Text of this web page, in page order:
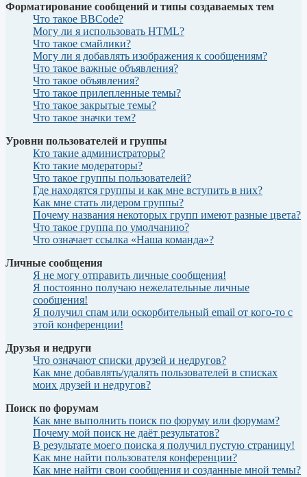
Форматирование сообщений и типы создаваемых тем
Что такое BBCode?
Могу ли я использовать HTML?
Что такое смайлики?
Могу ли я добавлять изображения к сообщениям?
Что такое важные объявления?
Что такое объявления?
Что такое прилепленные темы?
Что такое закрытые темы?
Что такое значки тем?
Уровни пользователей и группы
Кто такие администраторы?
Кто такие модераторы?
Что такое группы пользователей?
Где находятся группы и как мне вступить в них?
Как мне стать лидером группы?
Почему названия некоторых групп имеют разные цвета?
Что такое группа по умолчанию?
Что означает ссылка «Наша команда»?
Личные сообщения
Я не могу отправить личные сообщения!
Я постоянно получаю нежелательные личные
сообщения!
Я получил спам или оскорбительный email от кого-то с
этой конференции!
Друзья и недруги
Что означают списки друзей и недругов?
Как мне добавлять/удалять пользователей в списках
моих друзей и недругов?
Поиск по форумам
Как мне выполнить поиск по форуму или форумам?
Почему мой поиск не даёт результатов?
В результате моего поиска я получил пустую страницу!
Как мне найти пользователя конференции?
Как мне найти свои сообщения и созданные мной темы?